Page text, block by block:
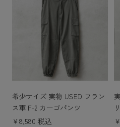
希少サイズ 実物 USED フラン
ス軍 F-2 カーゴパンツ
￥8,580 税込